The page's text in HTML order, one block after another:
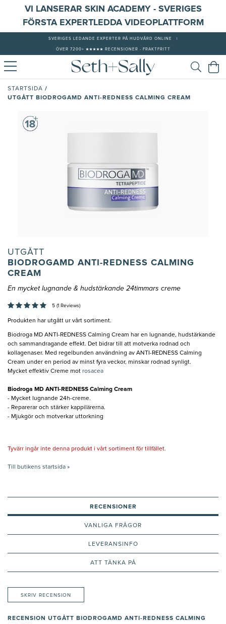
VI LANSERAR SKIN ACADEMY - SVERIGES
FÖRSTA EXPERTLEDDA VIDEOPLATTFORM
SVERIGES LEDANDE EXPERTER PÅ HUDVÅRD ONLINE
ÖVER 7200+ ★★★★★ RECENSIONER - FRAKTFRITT
STARTSIDA /
UTGÅTT BIODROGAMD ANTI-REDNESS CALMING CREAM
UTGÅTT
BIODROGAMD ANTI-REDNESS CALMING
CREAM
En mycket lugnande & hudstärkande 24timmars creme
5 (1 Reviews)
Produkten har utgått ur vårt sortiment.
Biodroga MD ANTI-REDNESS Calming Cream har en lugnande, hudstärkande
och sammandragande effekt. Det bidrar till att motverka rodnad och
kollagenaser. Med regelbunden användning av ANTI-REDNESS Calming
Cream under en period av minst fyra veckor, minskar rodnad synligt.
Mycket effektiv Creme mot rosacea
Biodroga MD ANTI-REDNESS Calming Cream
- Mycket lugnande 24h-creme.
- Reparerar och stärker kappilärerna.
- Mjukgör och motverkar uttorkning
Tyvärr ingår inte denna produkt i vårt sortiment för tillfället.
Till butikens startsida »
RECENSIONER
VANLIGA FRÅGOR
LEVERANSINFO
ATT TÄNKA PÅ
SKRIV RECENSION
RECENSION UTGÅTT BIODROGAMD ANTI-REDNESS CALMING